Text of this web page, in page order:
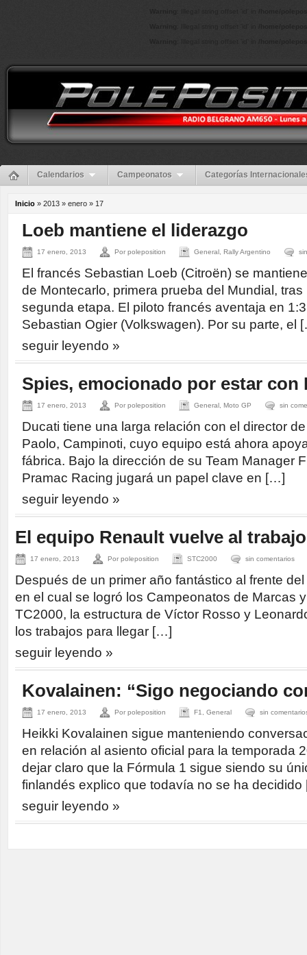
Calendarios Campeonatos Categorías
Inicio » 2013 » enero » 17
Loeb mantiene el liderazgo
17 enero, 2013 Por poleposition General, Rally Argentino
El francés Sebastian Loeb (Citroën) se
de Montecarlo, primera prueba del Mundial,
segunda etapa. El piloto francés aventaja en
Sebastian Ogier (Volkswagen). Por su parte, el
seguir leyendo »
Spies, emocionado por estar con
17 enero, 2013 Por poleposition General, Moto GP sin
Ducati tiene una larga relación con el director
Paolo, Campinoti, cuyo equipo está ahora
fábrica. Bajo la dirección de su Team Manager
Pramac Racing jugará un papel clave en […]
seguir leyendo »
El equipo Renault vuelve al trabajo
17 enero, 2013 Por poleposition STC2000 sin comentarios
Después de un primer año fantástico al frente
en el cual se logró los Campeonatos de Marcas
TC2000, la estructura de Víctor Rosso y
los trabajos para llegar […]
seguir leyendo »
Kovalainen: “Sigo negociando
17 enero, 2013 Por poleposition F1, General sin
Heikki Kovalainen sigue manteniendo
en relación al asiento oficial para la temporada
dejar claro que la Fórmula 1 sigue siendo su
finlandés explico que todavía no se ha
seguir leyendo »